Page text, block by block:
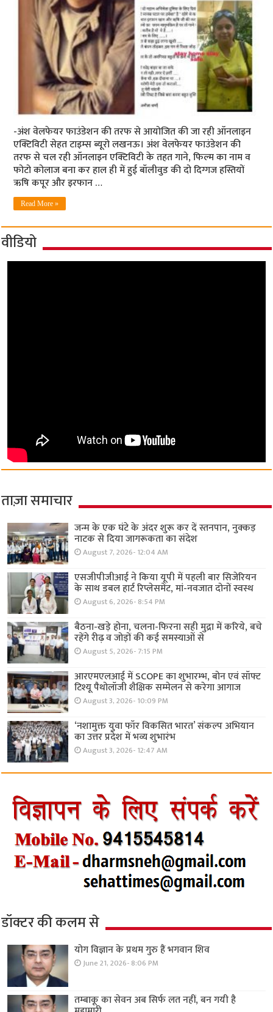
-अंश वेलफेयर फाउंडेशन की तरफ से आयोजित की जा रही ऑनलाइन
एक्टिविटी सेहत टाइम्‍स ब्‍यूरो लखनऊ। अंश वेलफेयर फाउंडेशन की
तरफ से चल रही ऑनलाइन एक्टिविटी के तहत गाने, फि‍ल्‍म का नाम व
फोटो कोलाज बना कर हाल ही में हुई बॉलीवुड की दो दिग्‍गज हस्तियों
ऋषि कपूर और इरफान …
Read More »
वीडियो
ताज़ा समाचार
जन्म के एक घंटे के अंदर शुरू कर दें स्तनपान, नुक्कड़
नाटक से दिया जागरूकता का संदेश
August 7, 2026- 12:04 AM
एसजीपीजीआई ने किया यूपी में पहली बार सिजेरियन
के साथ डबल हार्ट रिप्लेसमेंट, मां-नवजात दोनों स्वस्थ
August 6, 2026- 8:54 PM
बैठना-खड़े होना, चलना-फिरना सही मुद्रा में करिये, बचे
रहेंगे रीढ़ व जोड़ों की कई समस्याओं से
August 5, 2026- 7:15 PM
आरएमएलआई में SCOPE का शुभारम्भ, बोन एवं सॉफ्ट
टिश्यू पैथोलॉजी शैक्षिक सम्मेलन से करेगा आगाज
August 3, 2026- 10:09 PM
‘नशामुक्त युवा फॉर विकसित भारत’ संकल्प अभियान
का उत्तर प्रदेश में भव्य शुभारंभ
August 3, 2026- 12:47 AM
डॉक्टर की कलम से
योग विज्ञान के प्रथम गुरु हैं भगवान शिव
June 21, 2026- 8:06 PM
तम्बाकू का सेवन अब सिर्फ लत नहीं, बन गयी है